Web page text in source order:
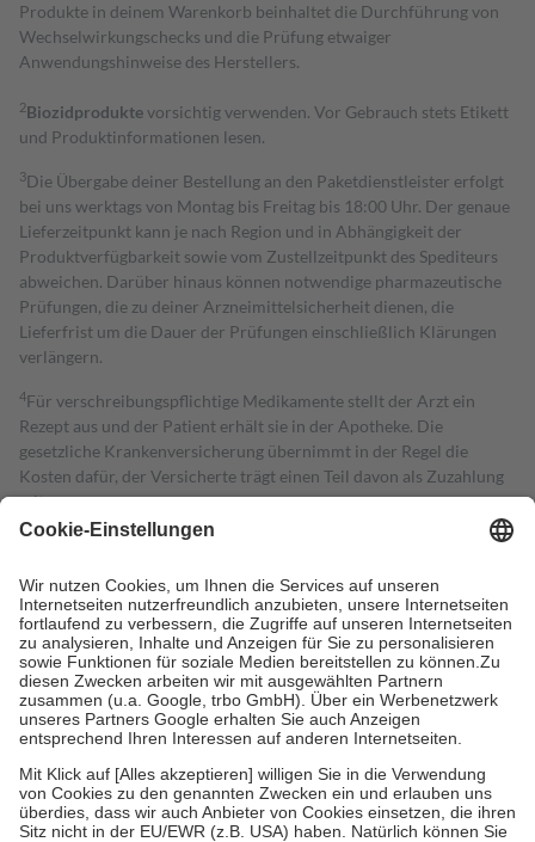
Produkte in deinem Warenkorb beinhaltet die Durchführung von
Wechselwirkungschecks und die Prüfung etwaiger
Anwendungshinweise des Herstellers.
2Biozidproduktevorsichtig verwenden. Vor Gebrauch stets Etikett
und Produktinformationen lesen.
3Die Übergabe deiner Bestellung an den Paketdienstleister erfolgt
bei uns werktags von Montag bis Freitag bis 18:00 Uhr. Der genaue
Lieferzeitpunkt kann je nach Region und in Abhängigkeit der
Produktverfügbarkeit sowie vom Zustellzeitpunkt des Spediteurs
abweichen. Darüber hinaus können notwendige pharmazeutische
Prüfungen, die zu deiner Arzneimittelsicherheit dienen, die
Lieferfrist um die Dauer der Prüfungen einschließlich Klärungen
verlängern.
4Für verschreibungspflichtige Medikamente stellt der Arzt ein
Rezept aus und der Patient erhält sie in der Apotheke. Die
gesetzliche Krankenversicherung übernimmt in der Regel die
Kosten dafür, der Versicherte trägt einen Teil davon als Zuzahlung
mit.
Grundsätzlich leisten Mitglieder Zuzahlungen in Höhe von zehn
höchstens zehn Euro.
Es sind jedoch nie mehr als die tatsächlichen
Kosten der Leistung zu entrichten.
Diese Regeln gelten grundsätzlich auch für Online-Apotheken.
Bei Heilmitteln und häuslicher Krankenpflege beträgt die
Zuzahlung zehn Prozent der Kosten sowie zehn Euro je
Verordnung.
Um das Engagement der Versicherten für ihre eigene Gesundheit zu
stärken und die besondere Stellung der Familie zu unterstützen,
fallenkeine Zuzahlungenan bei:
• Kindern und Jugendlichen bis zum vollendeten 18. Lebensjahr
mit Ausnahme der Fahrkosten